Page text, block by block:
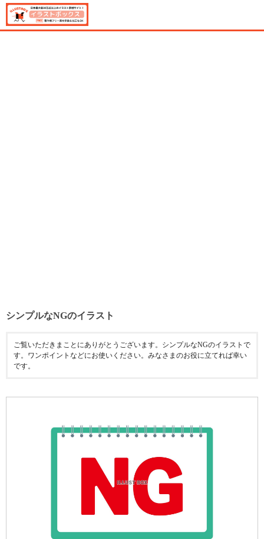
シンプルなNGのイラスト
ご覧いただきまことにありがとうございます。シンプルなNGのイラストで
す。ワンポイントなどにお使いください。みなさまのお役に立てれば幸い
です。